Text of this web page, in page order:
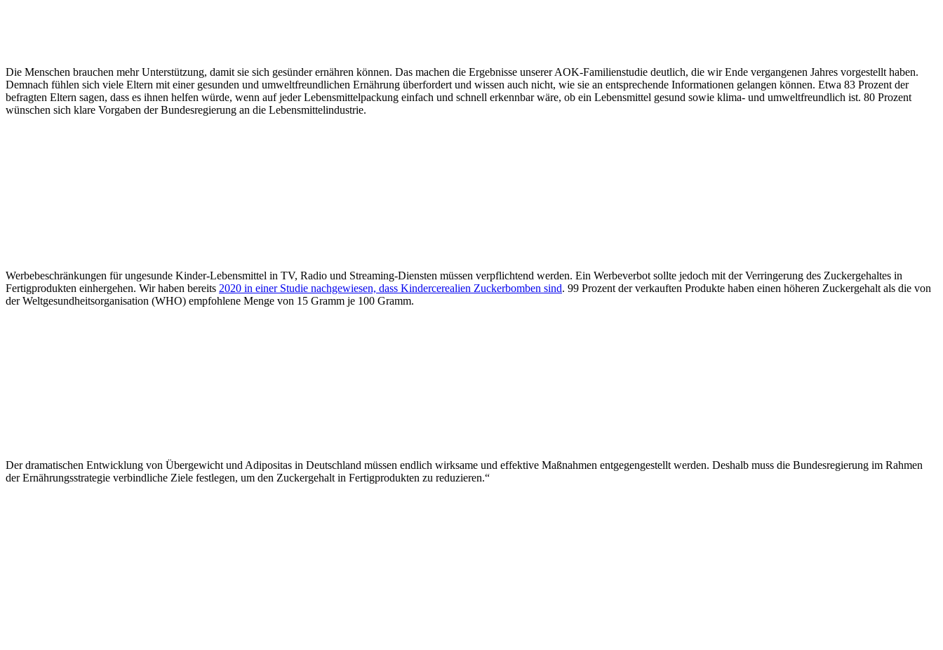
Die Menschen brauchen mehr Unterstützung, damit sie sich gesünder ernähren können. Das machen die Ergebnisse unserer AOK-Familienstudie deutlich, die wir Ende vergangenen Jahres vorgestellt haben.
Demnach fühlen sich viele Eltern mit einer gesunden und umweltfreundlichen Ernährung überfordert und wissen auch nicht, wie sie an entsprechende Informationen gelangen können. Etwa 83 Prozent der
befragten Eltern sagen, dass es ihnen helfen würde, wenn auf jeder Lebensmittelpackung einfach und schnell erkennbar wäre, ob ein Lebensmittel gesund sowie klima- und umweltfreundlich ist. 80 Prozent
wünschen sich klare Vorgaben der Bundesregierung an die Lebensmittelindustrie.
Werbebeschränkungen für ungesunde Kinder-Lebensmittel in TV, Radio und Streaming-Diensten müssen verpflichtend werden. Ein Werbeverbot sollte jedoch mit der Verringerung des Zuckergehaltes in
Fertigprodukten einhergehen. Wir haben bereits 2020 in einer Studie nachgewiesen, dass Kindercerealien Zuckerbomben sind. 99 Prozent der verkauften Produkte haben einen höheren Zuckergehalt als die von
der Weltgesundheitsorganisation (WHO) empfohlene Menge von 15 Gramm je 100 Gramm.
Der dramatischen Entwicklung von Übergewicht und Adipositas in Deutschland müssen endlich wirksame und effektive Maßnahmen entgegengestellt werden. Deshalb muss die Bundesregierung im Rahmen
der Ernährungsstrategie verbindliche Ziele festlegen, um den Zuckergehalt in Fertigprodukten zu reduzieren.“